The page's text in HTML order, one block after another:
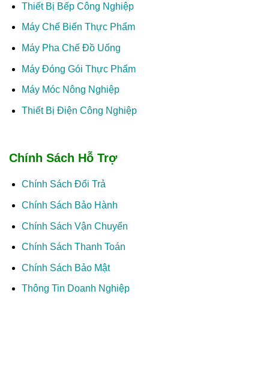
Thiết Bị Bếp Công Nghiệp
Máy Chế Biến Thực Phẩm
Máy Pha Chế Đồ Uống
Máy Đóng Gói Thực Phẩm
Máy Móc Nông Nghiệp
Thiết Bị Điện Công Nghiệp
Chính Sách Hỗ Trợ
Chính Sách Đổi Trả
Chính Sách Bảo Hành
Chính Sách Vận Chuyển
Chính Sách Thanh Toán
Chính Sách Bảo Mật
Thông Tin Doanh Nghiệp